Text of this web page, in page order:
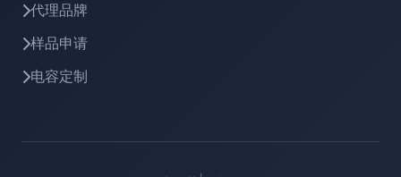
代理品牌
样品申请
电容定制